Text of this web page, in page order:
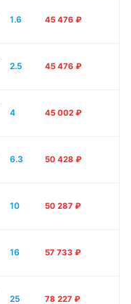
1.6 45 476 ₽
2.5 45 476 ₽
4 45 002 ₽
6.3 50 428 ₽
10 50 287 ₽
16 57 733 ₽
25 78 227 ₽